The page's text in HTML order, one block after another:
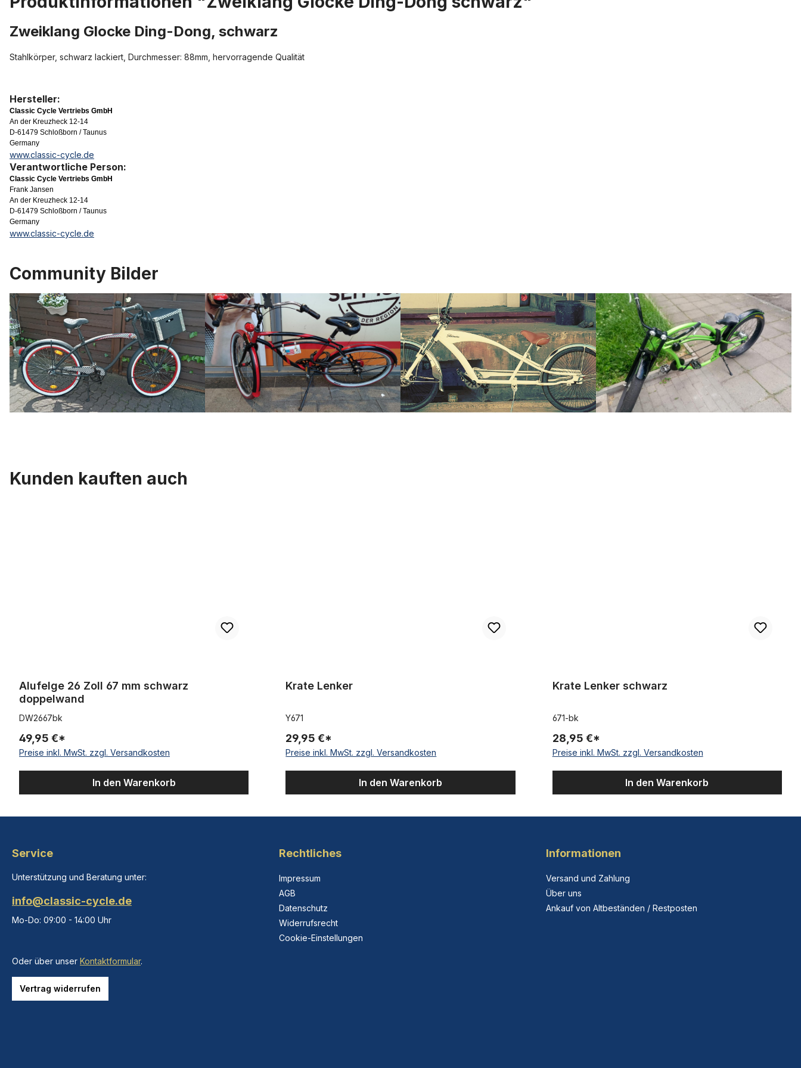
Zweiklang Glocke Ding-Dong, schwarz
Stahlkörper, schwarz lackiert, Durchmesser: 88mm, hervorragende Qualität
Hersteller:
Classic Cycle Vertriebs GmbH
An der Kreuzheck 12-14
D-61479 Schloßborn / Taunus
Germany
www.classic-cycle.de
Verantwortliche Person:
Classic Cycle Vertriebs GmbH
Frank Jansen
An der Kreuzheck 12-14
D-61479 Schloßborn / Taunus
Germany
www.classic-cycle.de
Community Bilder
Kunden kauften auch
Alufelge 26 Zoll 67 mm schwarz
doppelwand
DW2667bk
49,95 €*
Preise inkl. MwSt. zzgl. Versandkosten
In den Warenkorb
Krate Lenker
Y671
29,95 €*
Preise inkl. MwSt. zzgl. Versandkosten
In den Warenkorb
Krate Lenker schwarz
671-bk
28,95 €*
Preise inkl. MwSt. zzgl. Versandkosten
In den Warenkorb
Service
Unterstützung und Beratung unter:
info@classic-cycle.de
Mo-Do: 09:00 - 14:00 Uhr
Oder über unser Kontaktformular.
Vertrag widerrufen
Rechtliches
Impressum
AGB
Datenschutz
Widerrufsrecht
Cookie-Einstellungen
Informationen
Versand und Zahlung
Über uns
Ankauf von Altbeständen / Restposten